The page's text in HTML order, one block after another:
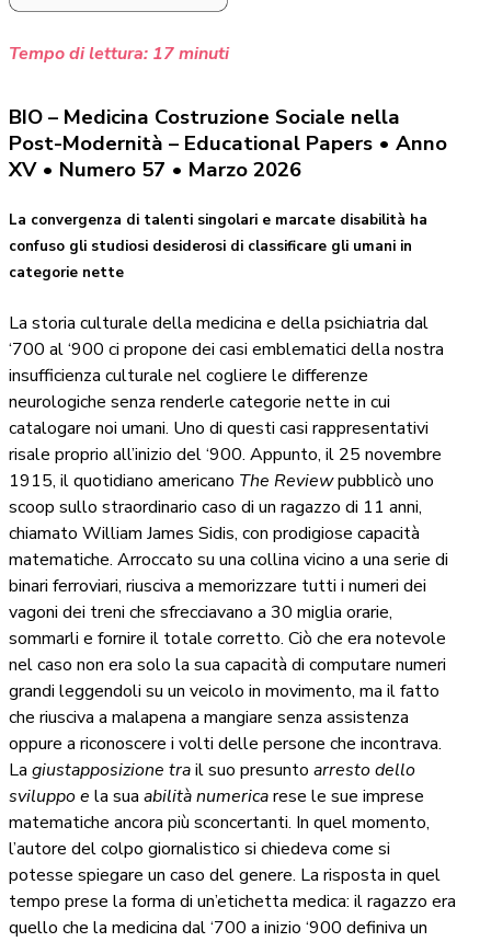
Tempo di lettura: 17minuti
BIO – Medicina Costruzione Sociale nella
Post-Modernità – Educational Papers • Anno
XV • Numero 57 • Marzo 2026
La convergenza di talenti singolari e marcate disabilità ha
confuso gli studiosi desiderosi di classificare gli umani in
categorie nette
La storia culturale della medicina e della psichiatria dal
‘700 al ‘900 ci propone dei casi emblematici della nostra
insufficienza culturale nel cogliere le differenze
neurologiche senza renderle categorie nette in cui
catalogare noi umani. Uno di questi casi rappresentativi
risale proprio all’inizio del ‘900. Appunto, il 25 novembre
1915, il quotidiano americano The Reviewpubblicò uno
scoop sullo straordinario caso di un ragazzo di 11 anni,
chiamato William James Sidis, con prodigiose capacità
matematiche. Arroccato su una collina vicino a una serie di
binari ferroviari, riusciva a memorizzare tutti i numeri dei
vagoni dei treni che sfrecciavano a 30 miglia orarie,
sommarli e fornire il totale corretto. Ciò che era notevole
nel caso non era solo la sua capacità di computare numeri
grandi leggendoli su un veicolo in movimento, ma il fatto
che riusciva a malapena a mangiare senza assistenza
oppure a riconoscere i volti delle persone che incontrava.
La giustapposizione trail suo presunto arresto dello
sviluppo e la sua abilità numericarese le sue imprese
matematiche ancora più sconcertanti. In quel momento,
l’autore del colpo giornalistico si chiedeva come si
potesse spiegare un caso del genere. La risposta in quel
tempo prese la forma di un’etichetta medica: il ragazzo era
quello che la medicina dal ‘700 a inizio ‘900 definiva un